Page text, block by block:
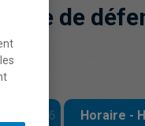
de
2026 Horaire -